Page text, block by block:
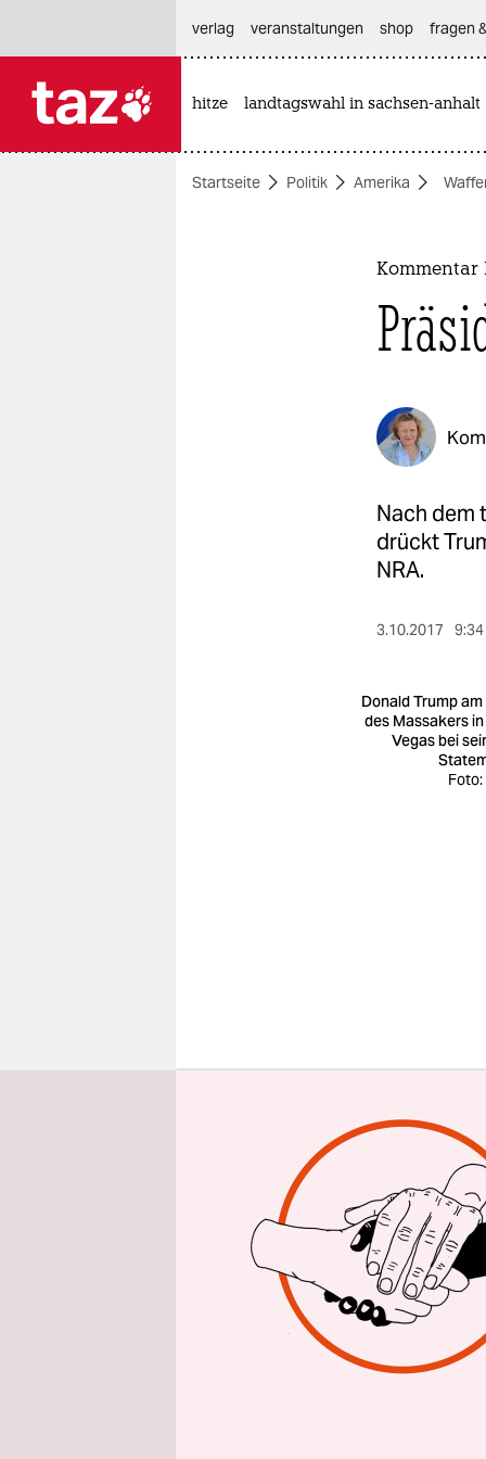
themen
verlag
veranstaltungen shop fragen
hitze landtagswahl in sachsen-anhalt
Startseite Politik Amerika
Kommentar
Nach dem
drückt
NRA.
3.10.2017
Donald Trump am
des Massakers
Vegas bei
W
nicht-
US-